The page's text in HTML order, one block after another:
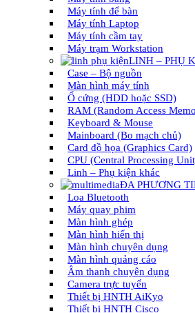
Máy tính để bàn
Máy tính Laptop
Máy tính cầm tay
Máy trạm Workstation
LINH – PHỤ
Case – Bộ nguồn
Màn hình máy tính
Ổ cứng (HDD hoặc SSD)
RAM (Random Access
Keyboard & Mouse
Mainboard (Bo mạch chủ)
Card đồ họa (Graphics Card)
CPU (Central Processing
Linh – Phụ kiện khác
ĐA PHƯƠNG
Loa Bluetooth
Máy quay phim
Màn hình ghép
Màn hình hiển thị
Màn hình chuyên dụng
Màn hình quảng cáo
Âm thanh chuyên dụng
Camera trực tuyến
Thiết bị HNTH AiKyo
Thiết bị HNTH Cisco